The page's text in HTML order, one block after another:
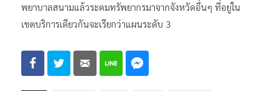
พยาบาลสนามแล้วระดมทรัพยากรมาจากจังหวัดอื่นๆ ที่อยู่ใน
เขตบริการเดียวกันจะเรียกว่าแผนระดับ 3